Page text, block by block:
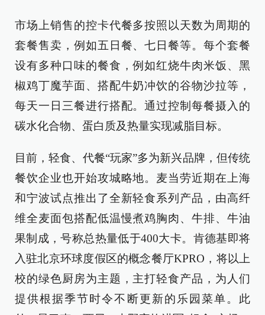
市场上销售的控卡代餐多按照以天数为周期的
套餐售卖，例如五日餐、七日餐等。每个套餐
设有多种口味的餐食，例如红烧牛肉米饭、黑
椒鸡丁魔芋面、搭配牛奶冲饮的谷物沙拉等，
每天一日三餐进行搭配。通过控制每餐摄入的
碳水化合物、蛋白质及热量实现减脂目标。
目前，轻食、代餐“玩家”多为新兴品牌，但传统
餐饮企业也开始攻城略地。麦当劳近期在上海
和宁波试点推出了全新轻食系列产品，由高纤
维全麦面包搭配低温慢煮鸡胸肉、牛排、牛油
果制成，号称总热量低于400大卡。肯德基即将
入驻北京环球度假区的概念餐厅KPRO，将以上
校的绿色厨房为主题，主打轻食产品，为人们
提供根据季节时令不断更新的乐园菜单。此